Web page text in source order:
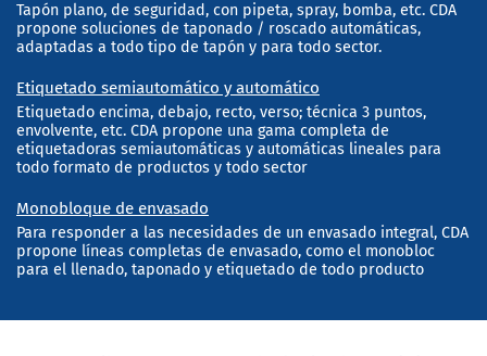
Tapón plano, de seguridad, con pipeta, spray, bomba, etc. CDA
propone soluciones de taponado / roscado automáticas,
adaptadas a todo tipo de tapón y para todo sector.
Etiquetado semiautomático y automático
Etiquetado encima, debajo, recto, verso; técnica 3 puntos,
envolvente, etc. CDA propone una gama completa de
etiquetadoras semiautomáticas y automáticas lineales para
todo formato de productos y todo sector
Monobloque de envasado
Para responder a las necesidades de un envasado integral, CDA
propone líneas completas de envasado, como el monobloc
para el llenado, taponado y etiquetado de todo producto